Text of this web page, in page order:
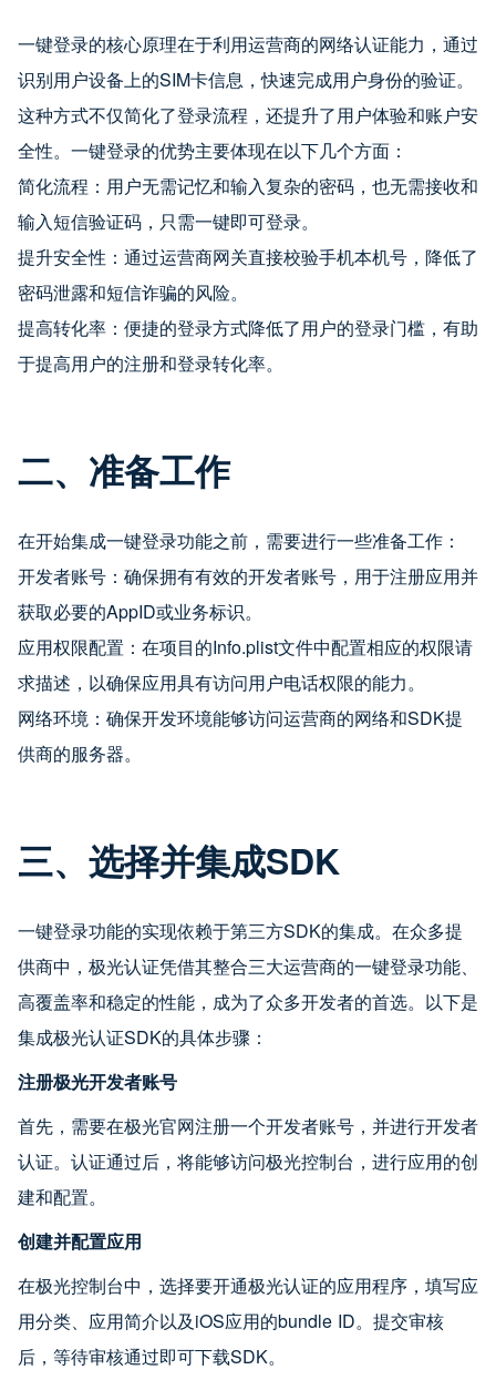
一键登录的核心原理在于利用运营商的网络认证能力，通过
识别用户设备上的SIM卡信息，快速完成用户身份的验证。
这种方式不仅简化了登录流程，还提升了用户体验和账户安
全性。一键登录的优势主要体现在以下几个方面：
简化流程：用户无需记忆和输入复杂的密码，也无需接收和
输入短信验证码，只需一键即可登录。
提升安全性：通过运营商网关直接校验手机本机号，降低了
密码泄露和短信诈骗的风险。
提高转化率：便捷的登录方式降低了用户的登录门槛，有助
于提高用户的注册和登录转化率。
二、准备工作
在开始集成一键登录功能之前，需要进行一些准备工作：
开发者账号：确保拥有有效的开发者账号，用于注册应用并
获取必要的AppID或业务标识。
应用权限配置：在项目的Info.plist文件中配置相应的权限请
求描述，以确保应用具有访问用户电话权限的能力。
网络环境：确保开发环境能够访问运营商的网络和SDK提
供商的服务器。
三、选择并集成SDK
一键登录功能的实现依赖于第三方SDK的集成。在众多提
供商中，极光认证凭借其整合三大运营商的一键登录功能、
高覆盖率和稳定的性能，成为了众多开发者的首选。以下是
集成极光认证SDK的具体步骤：
注册极光开发者账号
首先，需要在极光官网注册一个开发者账号，并进行开发者
认证。认证通过后，将能够访问极光控制台，进行应用的创
建和配置。
创建并配置应用
在极光控制台中，选择要开通极光认证的应用程序，填写应
用分类、应用简介以及iOS应用的bundle ID。提交审核
后，等待审核通过即可下载SDK。